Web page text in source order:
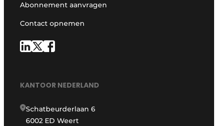
Abonnement aanvragen
Contact opnemen
KANTOOR NEDERLAND
Schatbeurderlaan 6
6002 ED Weert